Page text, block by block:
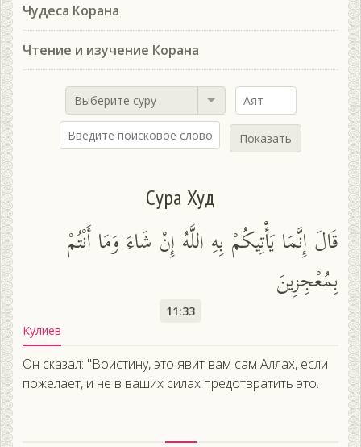
Чудеса Корана
Чтение и изучение Корана
Выберите суру
Показать
Сура Худ
قَالَ إِنَّمَا يَأْتِيكُمْ بِهِ اللَّهُ إِنْ شَاءَ وَمَا أَنْتُمْ
بِمُعْجِزِينَ
11:33
Кулиев
Он сказал: "Воистину, это явит вам сам Аллах, если
пожелает, и не в ваших силах предотвратить это.